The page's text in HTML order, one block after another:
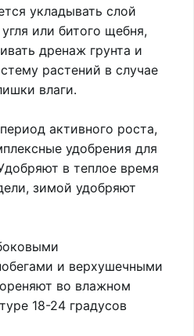
укладывать слой
или битого щебня,
дренаж грунта и
растений в случае
влаги.
активного роста,
удобрения для
в теплое время
зимой удобряют
и верхушечными
во влажном
18-24 градусов